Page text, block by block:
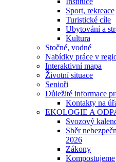
Sport, rekreace
Turistické cíle
Ubytování a
Kultura
Stočné, vodné
Nabídky práce v
Interaktivní mapa
Životní situace
Senioři
Důležité informace
Kontakty na
EKOLOGIE A
Svozový
Sběr
2026
Zákony
Kompostujeme